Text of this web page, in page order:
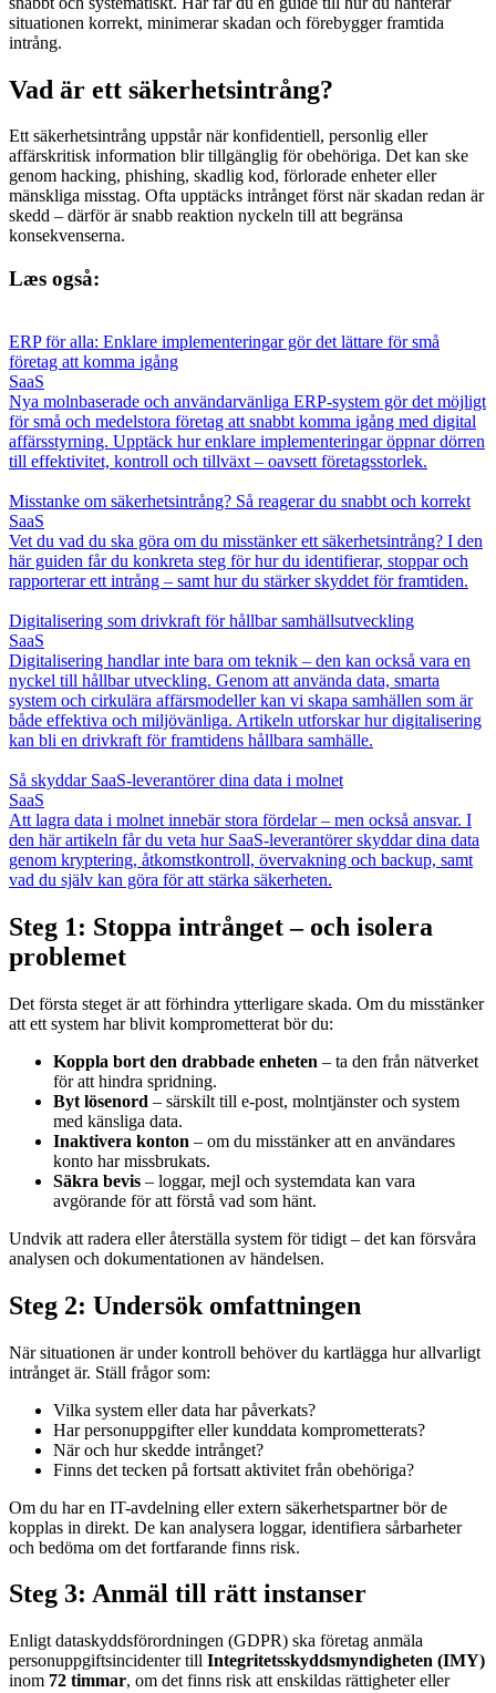
situationen korrekt, minimerar skadan och förebygger framtida
intrång.
Vad är ett säkerhetsintrång?
Ett säkerhetsintrång uppstår när konfidentiell, personlig eller
affärskritisk information blir tillgänglig för obehöriga. Det kan ske
genom hacking, phishing, skadlig kod, förlorade enheter eller
mänskliga misstag. Ofta upptäcks intrånget först när skadan redan är
skedd – därför är snabb reaktion nyckeln till att begränsa
konsekvenserna.
Læs også:
ERP för alla: Enklare implementeringar gör det lättare för små
företag att komma igång
SaaS
Nya molnbaserade och användarvänliga ERP-system gör det möjligt
för små och medelstora företag att snabbt komma igång med digital
affärsstyrning. Upptäck hur enklare implementeringar öppnar dörren
till effektivitet, kontroll och tillväxt – oavsett företagsstorlek.
Misstanke om säkerhetsintrång? Så reagerar du snabbt och korrekt
SaaS
Vet du vad du ska göra om du misstänker ett säkerhetsintrång? I den
här guiden får du konkreta steg för hur du identifierar, stoppar och
rapporterar ett intrång – samt hur du stärker skyddet för framtiden.
Digitalisering som drivkraft för hållbar samhällsutveckling
SaaS
Digitalisering handlar inte bara om teknik – den kan också vara en
nyckel till hållbar utveckling. Genom att använda data, smarta
system och cirkulära affärsmodeller kan vi skapa samhällen som är
både effektiva och miljövänliga. Artikeln utforskar hur digitalisering
kan bli en drivkraft för framtidens hållbara samhälle.
Så skyddar SaaS-leverantörer dina data i molnet
SaaS
Att lagra data i molnet innebär stora fördelar – men också ansvar. I
den här artikeln får du veta hur SaaS-leverantörer skyddar dina data
genom kryptering, åtkomstkontroll, övervakning och backup, samt
vad du själv kan göra för att stärka säkerheten.
Steg 1: Stoppa intrånget – och isolera
problemet
Det första steget är att förhindra ytterligare skada. Om du misstänker
att ett system har blivit komprometterat bör du:
Koppla bort den drabbade enheten – ta den från nätverket
för att hindra spridning.
Byt lösenord – särskilt till e-post, molntjänster och system
med känsliga data.
Inaktivera konton – om du misstänker att en användares
konto har missbrukats.
Säkra bevis – loggar, mejl och systemdata kan vara
avgörande för att förstå vad som hänt.
Undvik att radera eller återställa system för tidigt – det kan försvåra
analysen och dokumentationen av händelsen.
Steg 2: Undersök omfattningen
När situationen är under kontroll behöver du kartlägga hur allvarligt
intrånget är. Ställ frågor som:
Vilka system eller data har påverkats?
Har personuppgifter eller kunddata komprometterats?
När och hur skedde intrånget?
Finns det tecken på fortsatt aktivitet från obehöriga?
Om du har en IT-avdelning eller extern säkerhetspartner bör de
kopplas in direkt. De kan analysera loggar, identifiera sårbarheter
och bedöma om det fortfarande finns risk.
Steg 3: Anmäl till rätt instanser
Enligt dataskyddsförordningen (GDPR) ska företag anmäla
personuppgiftsincidenter till Integritetsskyddsmyndigheten (IMY)
inom 72 timmar, om det finns risk att enskildas rättigheter eller